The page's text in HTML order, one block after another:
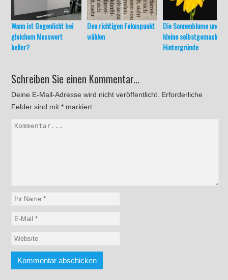
Wann ist Gegenlicht bei
gleichem Messwert
heller?
Den richtigen Fokuspunkt
wählen
Die Sonnenblume und
kleine selbstgemachte
Hintergründe
Schreiben Sie einen Kommentar...
Deine E-Mail-Adresse wird nicht veröffentlicht. Erforderliche
Felder sind mit* markiert